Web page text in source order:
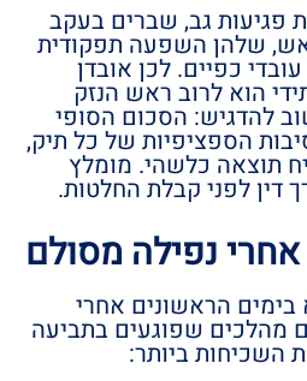
פגיעות גב, שברים בעקב
שלהן השפעה תפקודית
כפיים. לכן אובדן
הוא לרוב ראש הנזק
להדגיש: הסכום הסופי
הספציפיות של כל תיק,
תוצאה כלשהי. מומלץ
דין לפני קבלת החלטות.
אחרי נפילה מסולם
בימים הראשונים אחרי
מהלכים שפוגעים בתביעה
השכיחות ביותר: